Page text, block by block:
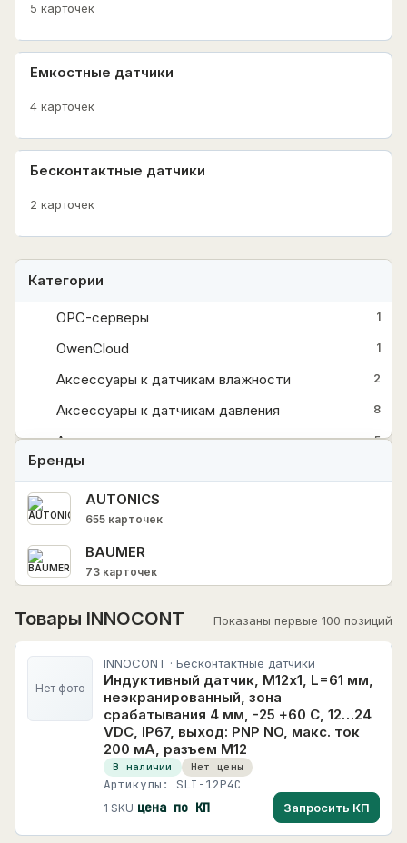
5 карточек
Емкостные датчики
4 карточек
Бесконтактные датчики
2 карточек
Категории
OPC-серверы 1
OwenCloud 1
Аксессуары к датчикам влажности 2
Аксессуары к датчикам давления 8
Аксессуары к датчикам температуры 5
Аксессуары к датчикам уровня
Архиваторы
Блоки питания
Для ГВС, отопления, вентиляции и котельных 10
Для водоподготовки
Для пищевых производств
Для управления насосами
Для холодильного оборудования
Для электрических сетей
Дополнительные устройства
Бренды
AUTONICS
655 карточек
BAUMER
73 карточек
10690 карточек
HIMEL
118 карточек
HUYU
192 карточек
INNOCONT
809 карточек
INNOLEVEL
126 карточек
Товары INNOCONT Показаны первые 100 позиций
Нет фото
INNOCONT · Бесконтактные датчики
Индуктивный датчик, M12х1, L=61 мм,
неэкранированный, зона
срабатывания 4 мм, -25 +60 С, 12…24
VDC, IP67, выход: PNP NO, макс. ток
200 мА, разъем M12
В наличии Нет цены
Артикулы: SLI-12P4C
1 SKU цена по КП Запросить КП